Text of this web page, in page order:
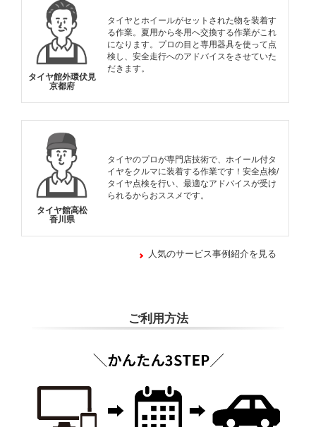
タイヤ館外環伏見
京都府
タイヤとホイールがセットされた物を装着す
る作業。夏用から冬用へ交換する作業がこれ
になります。プロの目と専用器具を使って点
検し、安全走行へのアドバイスをさせていた
だきます。
タイヤ館高松
香川県
タイヤのプロが専門店技術で、ホイール付タ
イヤをクルマに装着する作業です！安全点検/
タイヤ点検を行い、最適なアドバイスが受け
られるからおススメです。
人気のサービス事例紹介を見る
ご利用方法